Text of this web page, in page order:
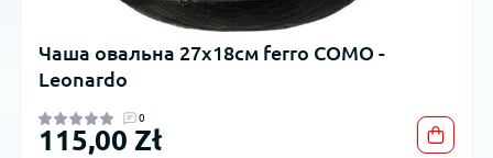
Чаша овальна 27x18см ferro COMO -
Leonardo
0
115,00 Zł